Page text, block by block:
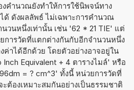
งคำนวณยังทำให้การใช้นิพจน์ทาง
ดังผลลัพธ์ ไม่เฉพาะการคำนวณ
วนหนึ่งเท่านั้น เช่น '62 * 21 TIE' แต่
การวัดที่แตกต่างกันกับอีกจำนวนหนึ่ง
ค่าได้อีกด้วย โดยตัวอย่างอาจอยู่ใน
Equivalent + 4 ตารางไมล์' หรือ
= ? cm^3' ทั้งนี้ หน่วยการวัดที่
ต้องเหมาะสมกันอย่างเป็นธรรมชาติ